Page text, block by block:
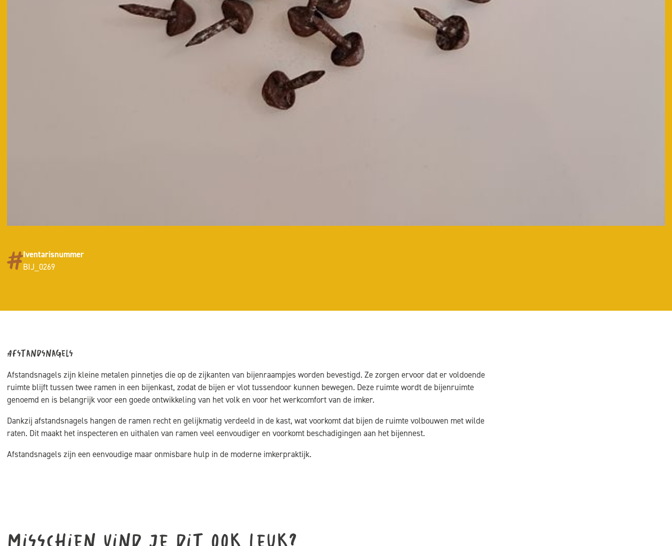
Iventarisnummer
BIJ_0269
Afstandsnagels
Afstandsnagels zijn kleine metalen pinnetjes die op de zijkanten van bijenraampjes worden bevestigd. Ze zorgen ervoor dat er voldoende
ruimte blijft tussen twee ramen in een bijenkast, zodat de bijen er vlot tussendoor kunnen bewegen. Deze ruimte wordt de bijenruimte
genoemd en is belangrijk voor een goede ontwikkeling van het volk en voor het werkcomfort van de imker.
Dankzij afstandsnagels hangen de ramen recht en gelijkmatig verdeeld in de kast, wat voorkomt dat bijen de ruimte volbouwen met wilde
raten. Dit maakt het inspecteren en uithalen van ramen veel eenvoudiger en voorkomt beschadigingen aan het bijennest.
Afstandsnagels zijn een eenvoudige maar onmisbare hulp in de moderne imkerpraktijk.